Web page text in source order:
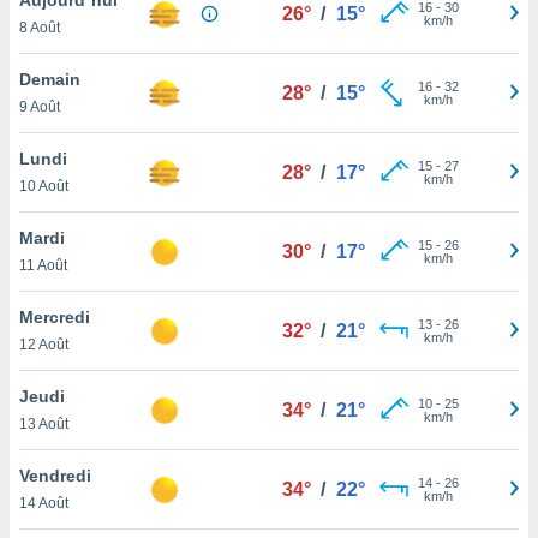
et
»,
au
vous
qu'ils
ou
le
ainsi
un
la
du
8 Août
26° / 15° 16- 30
km/h
Demain
9 Août
28° / 15° 16- 32
km/h
Lundi
10 Août
28° / 17° 15- 27
km/h
Mardi
11 Août
30° / 17° 15- 26
km/h
Mercredi
12 Août
32° / 21° 13- 26
km/h
Jeudi
13 Août
34° / 21° 10- 25
km/h
Vendredi
14 Août
34° / 22° 14- 26
km/h